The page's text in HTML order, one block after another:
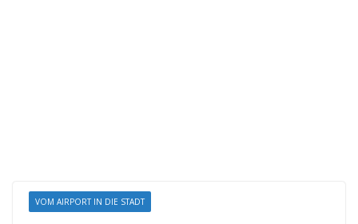
VOM AIRPORT IN DIE STADT